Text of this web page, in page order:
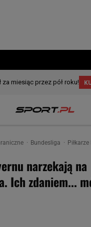
Bundesliga
narzekają na
Ich zdaniem...